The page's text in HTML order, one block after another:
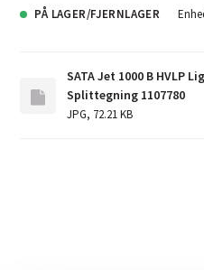
PÅ LAGER/FJERNLAGER
SATA Jet 1000 B HVLP
Splittegning 1107780
JPG, 72.21 KB